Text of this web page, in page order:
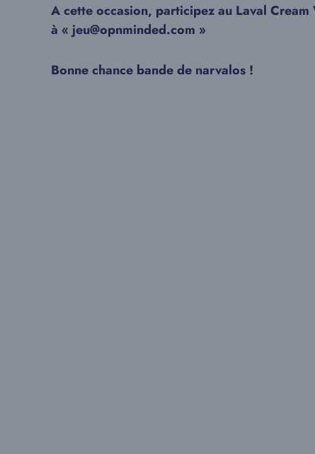
A cette occasion, participez au Laval
à « jeu@opnminded.com »
Bonne chance bande de narvalos !